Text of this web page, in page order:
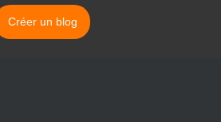
Créer un blog